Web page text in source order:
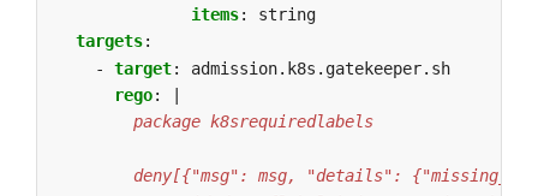
items:
string
targets:
- target:
admission.k8s.gatekeeper.sh
rego: